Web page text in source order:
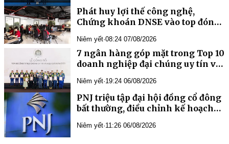
Phát huy lợi thế công nghệ,
Chứng khoán DNSE vào top đóng
Niêm yết·08:24 07/08/2026
7 ngân hàng góp mặt trong Top 10
doanh nghiệp đại chúng uy tín và
Niêm yết·19:24 06/08/2026
PNJ triệu tập đại hội đồng cổ đông
bất thường, điều chỉnh kế hoạch
Niêm yết·11:26 06/08/2026